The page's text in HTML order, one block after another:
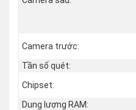
Camera trước:
Tần số quét:
Chipset:
Dung lượng RAM: